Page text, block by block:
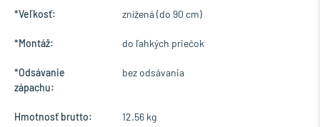
*Veľkosť: znížená (do 90 cm)
*Montáž: do ľahkých priečok
*Odsávanie
zápachu:
bez odsávania
Hmotnosť brutto: 12.56 kg